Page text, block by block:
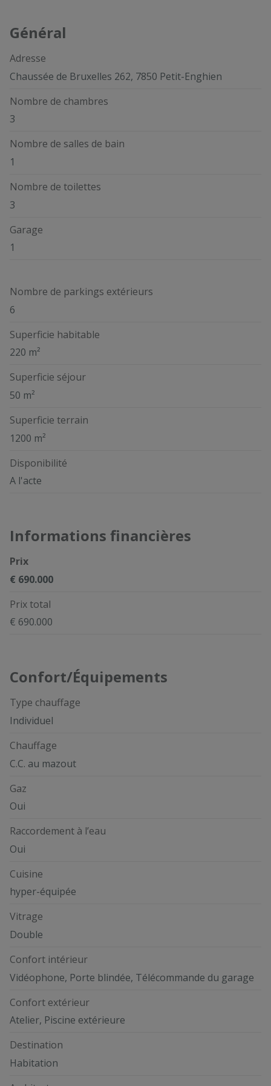
Général
Adresse
Chaussée de Bruxelles 262, 7850 Petit-Enghien
Nombre de chambres
3
Nombre de salles de bain
1
Nombre de toilettes
3
Garage
1
Nombre de parkings extérieurs
6
Superficie habitable
220 m²
Superficie séjour
50 m²
Superficie terrain
1200 m²
Disponibilité
A l'acte
Informations financières
Prix
€ 690.000
Prix total
€ 690.000
Confort/Équipements
Type chauffage
Individuel
Chauffage
C.C. au mazout
Gaz
Oui
Raccordement à l’eau
Oui
Cuisine
hyper-équipée
Vitrage
Double
Confort intérieur
Vidéophone, Porte blindée, Télécommande du garage
Confort extérieur
Atelier, Piscine extérieure
Destination
Habitation